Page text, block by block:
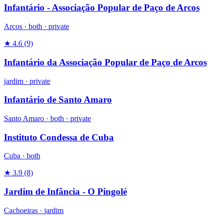
Infantário - Associação Popular de Paço de Arcos
Arcos · both · private
★ 4.6 (9)
Infantário da Associação Popular de Paço de Arcos
jardim · private
Infantário de Santo Amaro
Santo Amaro · both · private
Instituto Condessa de Cuba
Cuba · both
★ 3.9 (8)
Jardim de Infância - O Pingolé
Cachoeiras · jardim